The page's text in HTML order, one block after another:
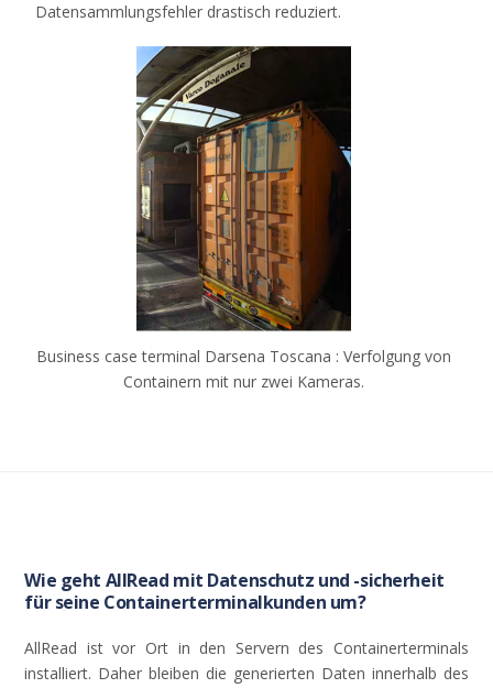
Datensammlungsfehler drastisch reduziert.
Business case terminal Darsena Toscana : Verfolgung von
Containern mit nur zwei Kameras.
Wie geht AllRead mit Datenschutz und -sicherheit
für seine Containerterminalkunden um?
AllRead ist vor Ort in den Servern des Containerterminals
installiert. Daher bleiben die generierten Daten innerhalb des